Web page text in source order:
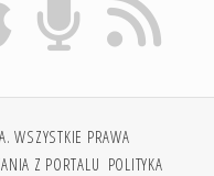
WSZYSTKIE PRAWA
Z PORTALU POLITYKA